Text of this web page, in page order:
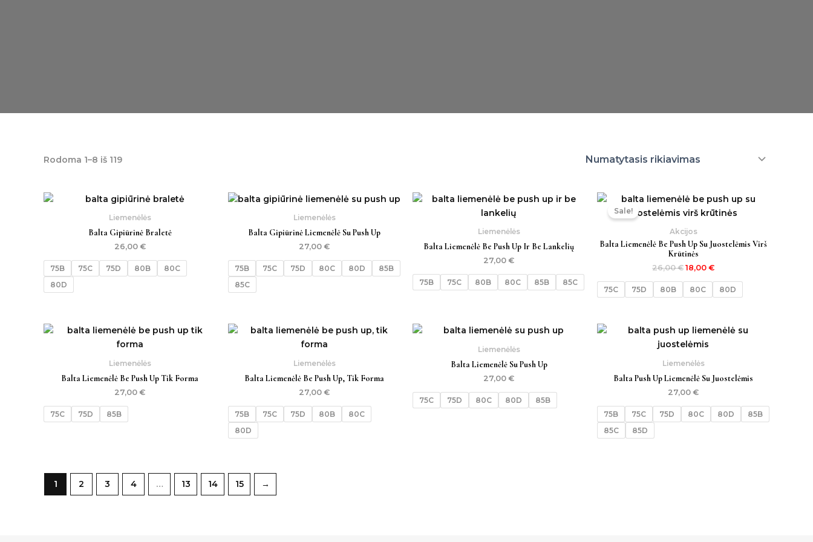
Rodoma 1–8 iš 119
Liemenėlės
Balta Gipiūrinė Braletė
26,00 €
75B 75C 75D 80B
80C
80D
Liemenėlės
Balta Gipiūrinė Liemenėlė Su Push Up
27,00 €
75B 75C 75D 80C 80D
85B
85C
Liemenėlės
Balta Liemenėlė Be Push Up Ir Be Lankelių
27,00 €
75B 75C 80B 80C 85B 85C
Sale!
Akcijos
Balta Liemenėlė Be Push Up Su Juostelėmis Virš
Krūtinės
26,00€
Original
was:
18,00 €
Current
is:
75C 75D 80B 80C 80D
Liemenėlės
Balta Liemenėlė Be Push Up Tik Forma
27,00 €
75C 75D 85B
Liemenėlės
Balta Liemenėlė Be Push Up, Tik Forma
27,00 €
75B 75C 75D 80B
80C
80D
Liemenėlės
Balta Liemenėlė Su Push Up
27,00 €
75C 75D 80C 80D 85B
Liemenėlės
Balta Push Up Liemenėlė Su Juostelėmis
27,00 €
75B 75C 75D 80C 80D
85B
85C
85D
1 2 3 4 … 13 14 15 →